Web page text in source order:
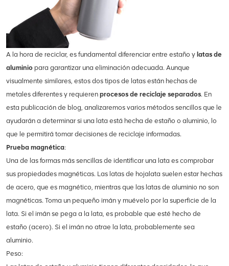
A la hora de reciclar, es fundamental diferenciar entre estaño y latas de
aluminio para garantizar una eliminación adecuada. Aunque
visualmente similares, estos dos tipos de latas están hechas de
metales diferentes y requieren procesos de reciclaje separados. En
esta publicación de blog, analizaremos varios métodos sencillos que le
ayudarán a determinar si una lata está hecha de estaño o aluminio, lo
que le permitirá tomar decisiones de reciclaje informadas.
Prueba magnética:
Una de las formas más sencillas de identificar una lata es comprobar
sus propiedades magnéticas. Las latas de hojalata suelen estar hechas
de acero, que es magnético, mientras que las latas de aluminio no son
magnéticas. Toma un pequeño imán y muévelo por la superficie de la
lata. Si el imán se pega a la lata, es probable que esté hecho de
estaño (acero). Si el imán no atrae la lata, probablemente sea
aluminio.
Peso: